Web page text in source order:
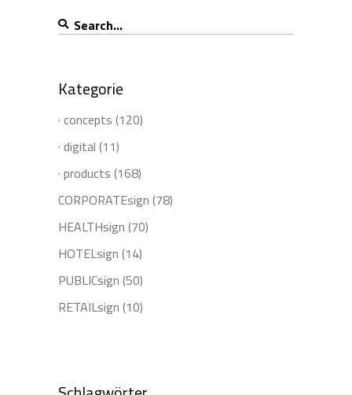
Search
for:
Kategorie
· concepts (120)
· digital (11)
· products (168)
CORPORATEsign (78)
HEALTHsign (70)
HOTELsign (14)
PUBLICsign (50)
RETAILsign (10)